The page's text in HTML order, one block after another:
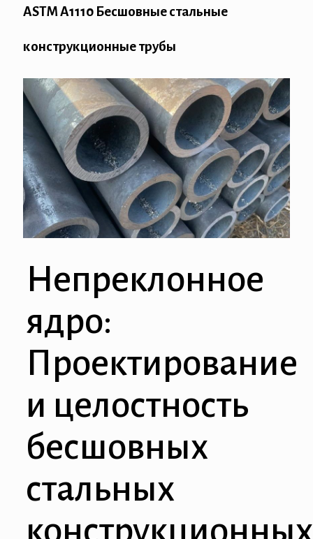
ASTM A1110 Бесшовные стальные
конструкционные трубы
Непреклонное
ядро:
Проектирование
и целостность
бесшовных
стальных
конструкционных